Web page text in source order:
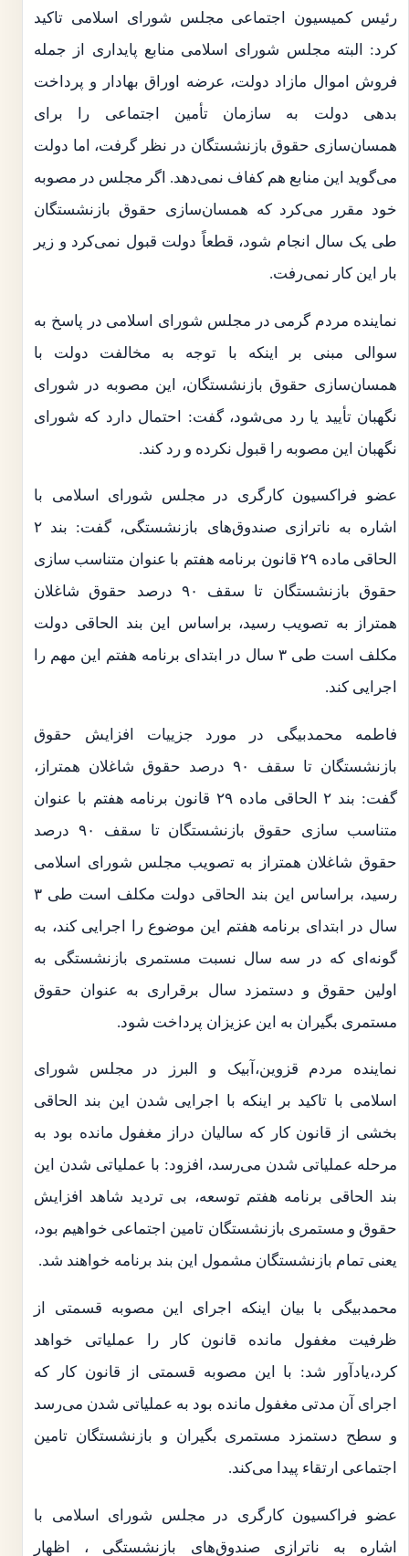
رئیس کمیسیون اجتماعی مجلس شورای اسلامی تاکید
کرد: البته مجلس شورای اسلامی منابع پایداری از جمله
فروش اموال مازاد دولت، عرضه اوراق بهادار و پرداخت
بدهی دولت به سازمان تأمین اجتماعی را برای
همسان‌سازی حقوق بازنشستگان در نظر گرفت، اما دولت
می‌گوید این منابع هم کفاف نمی‌دهد. اگر مجلس در مصوبه
خود مقرر می‌کرد که همسان‌سازی حقوق بازنشستگان
طی یک سال انجام شود، قطعاً دولت قبول نمی‌کرد و زیر
بار این کار نمی‌رفت.
نماینده مردم گرمی در مجلس شورای اسلامی در پاسخ به
سوالی مبنی بر اینکه با توجه به مخالفت دولت با
همسان‌سازی حقوق بازنشستگان، این مصوبه در شورای
نگهبان تأیید یا رد می‌شود، گفت: احتمال دارد که شورای
نگهبان این مصوبه را قبول نکرده و رد کند.
عضو فراکسیون کارگری در مجلس شورای اسلامی با
اشاره به ناترازی صندوق‌های بازنشستگی، گفت: بند ۲
الحاقی ماده ۲۹ قانون برنامه هفتم با عنوان متناسب سازی
حقوق بازنشستگان تا سقف ۹۰ درصد حقوق شاغلان
همتراز به تصویب رسید، براساس این بند الحاقی دولت
مکلف است طی ۳ سال در ابتدای برنامه هفتم این مهم را
اجرایی کند.
فاطمه محمدبیگی در مورد جزییات افزایش حقوق
بازنشستگان تا سقف ۹۰ درصد حقوق شاغلان همتراز،
گفت: بند ۲ الحاقی ماده ۲۹ قانون برنامه هفتم با عنوان
متناسب سازی حقوق بازنشستگان تا سقف ۹۰ درصد
حقوق شاغلان همتراز به تصویب مجلس شورای اسلامی
رسید، براساس این بند الحاقی دولت مکلف است طی ۳
سال در ابتدای برنامه هفتم این موضوع را اجرایی کند، به
گونه‌ای که در سه سال نسبت مستمری بازنشستگی به
اولین حقوق و دستمزد سال برقراری به عنوان حقوق
مستمری بگیران به این عزیزان پرداخت شود.
نماینده مردم قزوین،آبیک و البرز در مجلس شورای
اسلامی با تاکید بر اینکه با اجرایی شدن این بند الحاقی
بخشی از قانون کار که سالیان دراز مغفول مانده بود به
مرحله عملیاتی شدن می‌رسد، افزود: با عملیاتی شدن این
بند الحاقی برنامه هفتم توسعه، بی تردید شاهد افزایش
حقوق و مستمری بازنشستگان تامین اجتماعی خواهیم بود،
یعنی تمام بازنشستگان مشمول این بند برنامه خواهند شد.
محمدبیگی با بیان اینکه اجرای این مصوبه قسمتی از
ظرفیت مغفول مانده قانون کار را عملیاتی خواهد
کرد،یادآور شد: با این مصوبه قسمتی از قانون کار که
اجرای آن مدتی مغفول مانده بود به عملیاتی شدن می‌رسد
و سطح دستمزد مستمری بگیران و بازنشستگان تامین
اجتماعی ارتقاء پیدا می‌کند.
عضو فراکسیون کارگری در مجلس شورای اسلامی با
اشاره به ناترازی صندوق‌های بازنشستگی ، اظهار